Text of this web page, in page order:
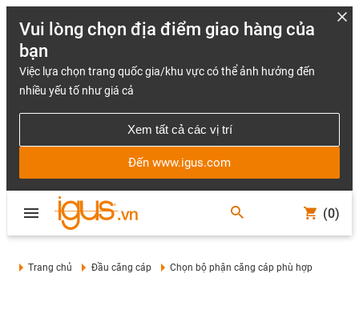
Vui lòng chọn địa điểm giao hàng của
bạn
Việc lựa chọn trang quốc gia/khu vực có thể ảnh hưởng đến
nhiều yếu tố như giá cả
Xem tất cả các vị trí
Đến www.igus.com
(0)
Trang chủ Đầu căng cáp Chọn bộ phận căng cáp phù hợp